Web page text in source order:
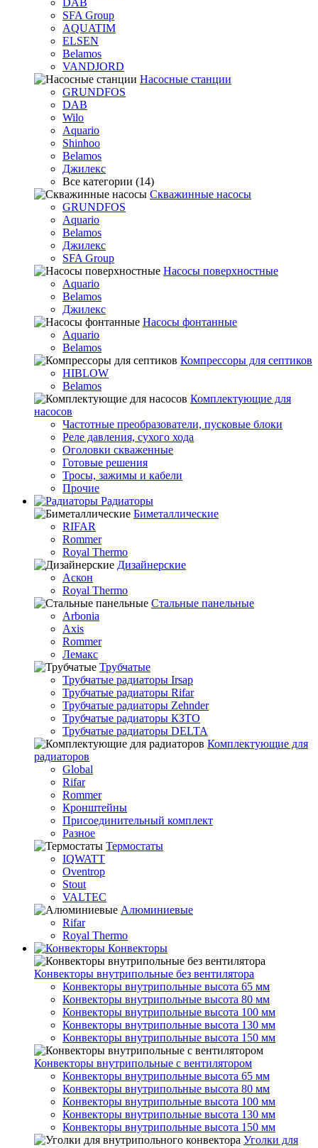
DAB
SFA Group
AQUATIM
ELSEN
Belamos
VANDJORD
Насосные станции
GRUNDFOS
DAB
Wilo
Aquario
Shinhoo
Belamos
Джилекс
Все категории (14)
Скважинные насосы
GRUNDFOS
Aquario
Belamos
Джилекс
SFA Group
Насосы поверхностные
Aquario
Belamos
Джилекс
Насосы фонтанные
Aquario
Belamos
Компрессоры для септиков
HIBLOW
Belamos
Комплектующие для
насосов
Частотные преобразователи, пусковые блоки
Реле давления, сухого хода
Оголовки скваженные
Готовые решения
Тросы, зажимы и кабели
Прочие
Радиаторы
Биметаллические
RIFAR
Rommer
Royal Thermo
Дизайнерские
Аскон
Royal Thermo
Стальные панельные
Arbonia
Axis
Rommer
Лемакс
Трубчатые
Трубчатые радиаторы Irsap
Трубчатые радиаторы Rifar
Трубчатые радиаторы Zehnder
Трубчатые радиаторы КЗТО
Трубчатые радиаторы DELTA
Комплектующие для
радиаторов
Global
Rifar
Rommer
Кронштейны
Присоединительный комплект
Разное
Термостаты
IQWATT
Oventrop
Stout
VALTEC
Алюминиевые
Rifar
Royal Thermo
Конвекторы
Конвекторы внутрипольные без вентилятора
Конвекторы внутрипольные высота 65 мм
Конвекторы внутрипольные высота 80 мм
Конвекторы внутрипольные высота 100 мм
Конвекторы внутрипольные высота 130 мм
Конвекторы внутрипольные высота 150 мм
Конвекторы внутрипольные с вентилятором
Конвекторы внутрипольные высота 65 мм
Конвекторы внутрипольные высота 80 мм
Конвекторы внутрипольные высота 100 мм
Конвекторы внутрипольные высота 130 мм
Конвекторы внутрипольные высота 150 мм
Уголки для